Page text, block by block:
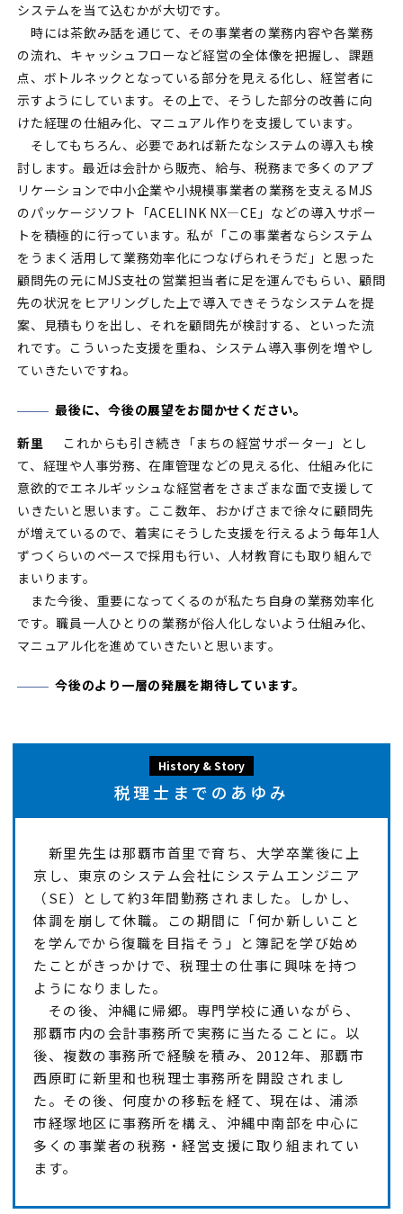
システムを当て込むかが大切です。
時には茶飲み話を通じて、その事業者の業務内容や各業務
の流れ、キャッシュフローなど経営の全体像を把握し、課題
点、ボトルネックとなっている部分を見える化し、経営者に
示すようにしています。その上で、そうした部分の改善に向
けた経理の仕組み化、マニュアル作りを支援しています。
そしてもちろん、必要であれば新たなシステムの導入も検
討します。最近は会計から販売、給与、税務まで多くのアプ
リケーションで中小企業や小規模事業者の業務を支えるMJS
のパッケージソフト「ACELINK NX—CE」などの導入サポー
トを積極的に行っています。私が「この事業者ならシステム
をうまく活用して業務効率化につなげられそうだ」と思った
顧問先の元にMJS支社の営業担当者に足を運んでもらい、顧問
先の状況をヒアリングした上で導入できそうなシステムを提
案、見積もりを出し、それを顧問先が検討する、といった流
れです。こういった支援を重ね、システム導入事例を増やし
ていきたいですね。
最後に、今後の展望をお聞かせください。
新里
これからも引き続き「まちの経営サポーター」とし
て、経理や人事労務、在庫管理などの見える化、仕組み化に
意欲的でエネルギッシュな経営者をさまざまな面で支援して
いきたいと思います。ここ数年、おかげさまで徐々に顧問先
が増えているので、着実にそうした支援を行えるよう毎年1人
ずつくらいのペースで採用も行い、人材教育にも取り組んで
まいります。
また今後、重要になってくるのが私たち自身の業務効率化
です。職員一人ひとりの業務が俗人化しないよう仕組み化、
マニュアル化を進めていきたいと思います。
今後のより一層の発展を期待しています。
History & Story
税理士までのあゆみ
新里先生は那覇市首里で育ち、大学卒業後に上
京し、東京のシステム会社にシステムエンジニア
（SE）として約3年間勤務されました。しかし、
体調を崩して休職。この期間に「何か新しいこと
を学んでから復職を目指そう」と簿記を学び始め
たことがきっかけで、税理士の仕事に興味を持つ
ようになりました。
その後、沖縄に帰郷。専門学校に通いながら、
那覇市内の会計事務所で実務に当たることに。以
後、複数の事務所で経験を積み、2012年、那覇市
西原町に新里和也税理士事務所を開設されまし
た。その後、何度かの移転を経て、現在は、浦添
市経塚地区に事務所を構え、沖縄中南部を中心に
多くの事業者の税務・経営支援に取り組まれてい
ます。